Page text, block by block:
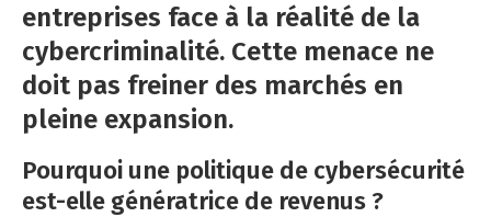
entreprises face à la réalité de la
cybercriminalité. Cette menace ne
doit pas freiner des marchés en
pleine expansion.
Pourquoi une politique de cybersécurité
est-elle génératrice de revenus ?